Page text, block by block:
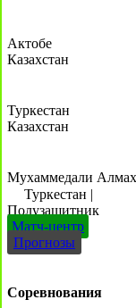
Актобе
Казахстан
Туркестан
Казахстан
Мухаммедали
Туркестан |
Полузащитник
Матч-центр
Прогнозы
Соревнования